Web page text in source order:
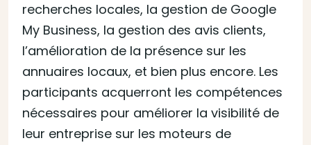
recherches locales, la gestion de Google
My Business, la gestion des avis clients,
l’amélioration de la présence sur les
annuaires locaux, et bien plus encore. Les
participants acquerront les compétences
nécessaires pour améliorer la visibilité de
leur entreprise sur les moteurs de